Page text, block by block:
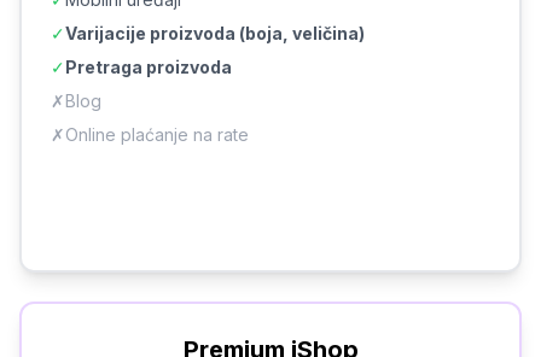
✓Varijacije proizvoda (boja, veličina)
✓Pretraga proizvoda
✗Blog
✗Online plaćanje na rate
Premium iShop